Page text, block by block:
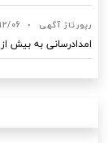
رپورتاژ آگهی •
06
امدادرسانی به بیش از ۱۰۰ خودرو گرفتار در یک هفته اخیر در اهواز